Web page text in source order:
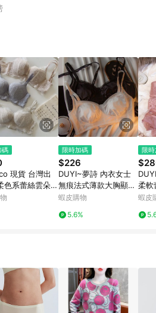
如購買以下類別商品，將無法獲
莓網」全館商品。 4. 如取消訂
扣優惠後之最終發票金額計算，
。 6. 訂單如有使用東森購物
限於東森幣、樂透金、東森現金
細請依東森購物ETMall之結帳頁面
單一商品最高回饋點數」機制(特
以同一訂單中同一商品不論件數
購物所設定的回饋機制為準。
、贈品與東森購物ETMall銷售網
9. 若有贈點爭議，請務必於訂單
服洽詢；若超過180天(含)以上進
部分點數紅包僅限指定商品使
點數紅包之適用商品與使用條件
碼
現貨 台灣出
色系蕾絲雲朵內
無鋼圈內衣
限時加碼
$226
DUYI~夢詩 內衣女士
無痕法式薄款大胸顯小
全罩杯收副乳防下垂文
蝦皮購物
5.6%
限
柔軟
小上
蝦皮